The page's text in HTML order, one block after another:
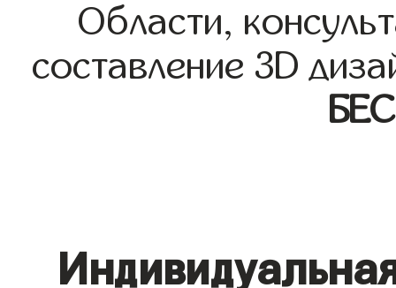
Области,
составление 3D